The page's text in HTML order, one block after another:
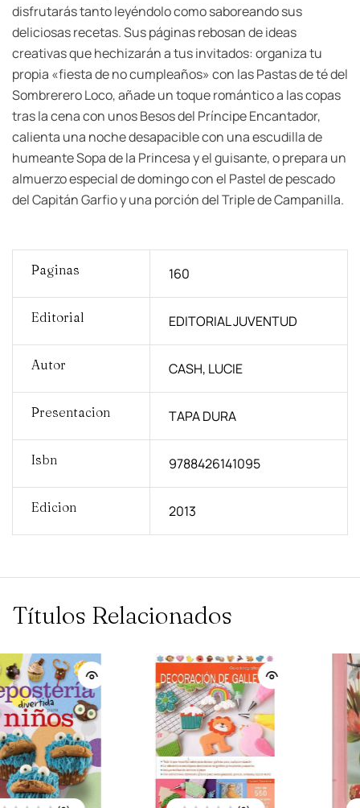
disfrutarás tanto leyéndolo como saboreando sus
deliciosas recetas. Sus páginas rebosan de ideas
creativas que hechizarán a tus invitados: organiza tu
propia «fiesta de no cumpleaños» con las Pastas de té del
Sombrerero Loco, añade un toque romántico a las copas
tras la cena con unos Besos del Príncipe Encantador,
calienta una noche desapacible con una escudilla de
humeante Sopa de la Princesa y el guisante, o prepara un
almuerzo especial de domingo con el Pastel de pescado
del Capitán Garfio y una porción del Triple de Campanilla.
Paginas 160
Editorial EDITORIAL JUVENTUD
Autor CASH, LUCIE
Presentacion TAPA DURA
Isbn 9788426141095
Edicion 2013
Títulos Relacionados